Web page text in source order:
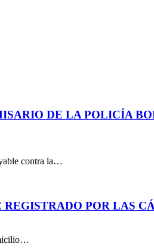
DE LA POLICÍA
contra la…
POR LAS